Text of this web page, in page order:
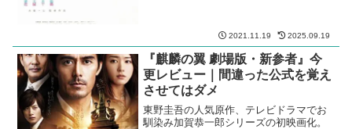
2021.11.19 2025.09.19
『麒麟の翼 劇場版・新参者』今
更レビュー｜間違った公式を覚え
させてはダメ
東野圭吾の人気原作、テレビドラマでお
馴染み加賀恭一郎シリーズの初映画化。